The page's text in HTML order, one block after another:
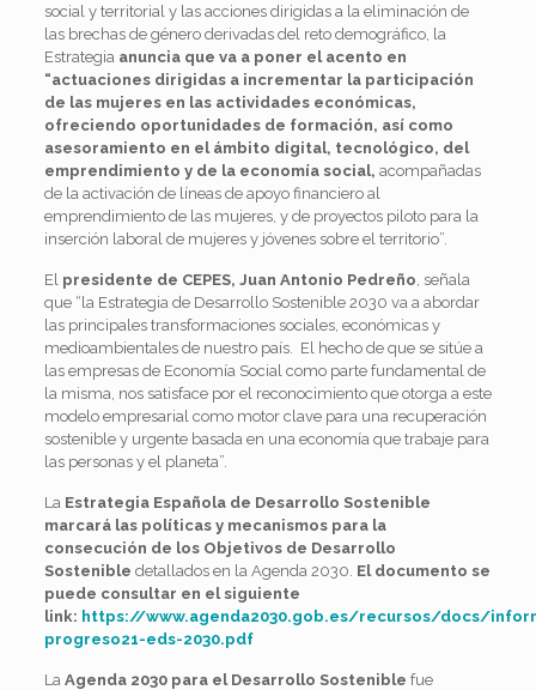
social y territorial y las acciones dirigidas a la eliminación de
las brechas de género derivadas del reto demográfico, la
Estrategia anuncia que va a poner el acento en
“actuaciones dirigidas a incrementar la participación
de las mujeres en las actividades económicas,
ofreciendo oportunidades de formación, así como
asesoramiento en el ámbito digital, tecnológico, del
emprendimiento y de la economía social, acompañadas
de la activación de líneas de apoyo financiero al
emprendimiento de las mujeres, y de proyectos piloto para la
inserción laboral de mujeres y jóvenes sobre el territorio”.
El presidente de CEPES, Juan Antonio Pedreño , señala
que “la Estrategia de Desarrollo Sostenible 2030 va a abordar
las principales transformaciones sociales, económicas y
medioambientales de nuestro país. El hecho de que se sitúe a
las empresas de Economía Social como parte fundamental de
la misma, nos satisface por el reconocimiento que otorga a este
modelo empresarial como motor clave para una recuperación
sostenible y urgente basada en una economía que trabaje para
las personas y el planeta”.
La Estrategia Española de Desarrollo Sostenible
marcará las políticas y mecanismos para la
consecución de los Objetivos de Desarrollo
Sostenible detallados en la Agenda 2030. El documento se
puede consultar en el siguiente
link: https://www.agenda2030.gob.es/recursos/docs/
progreso21-eds-2030.pdf
La Agenda 2030 para el Desarrollo Sostenible fue